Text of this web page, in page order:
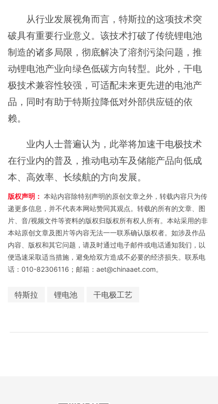
从行业发展视角而言，特斯拉的这项技术突
破具有重要行业意义。该技术打破了传统锂电池
制造的诸多局限，彻底解决了溶剂污染问题，推
动锂电池产业向绿色低碳方向转型。此外，干电
极技术兼容性较强，可适配未来更先进的电池产
品，同时有助于特斯拉降低对外部供应链的依
赖。
业内人士普遍认为，此举将加速干电极技术
在行业内的普及，推动电动车及储能产品向低成
本、高效率、长续航的方向发展。
版权声明： 本站内容除特别声明的原创文章之外，转载内容只为传
递更多信息，并不代表本网站赞同其观点。转载的所有的文章、图
片、音/视频文件等资料的版权归版权所有权人所有。本站采用的非
本站原创文章及图片等内容无法一一联系确认版权者。如涉及作品
内容、版权和其它问题，请及时通过电子邮件或电话通知我们，以
便迅速采取适当措施，避免给双方造成不必要的经济损失。联系电
话：010-82306116；邮箱：aet@chinaaet.com。
特斯拉 锂电池 干电极工艺